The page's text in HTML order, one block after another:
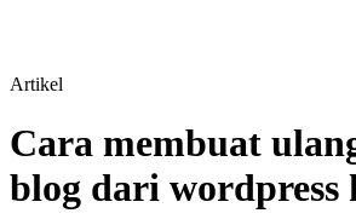
Artikel
Cara membuat
blog dari wordpress